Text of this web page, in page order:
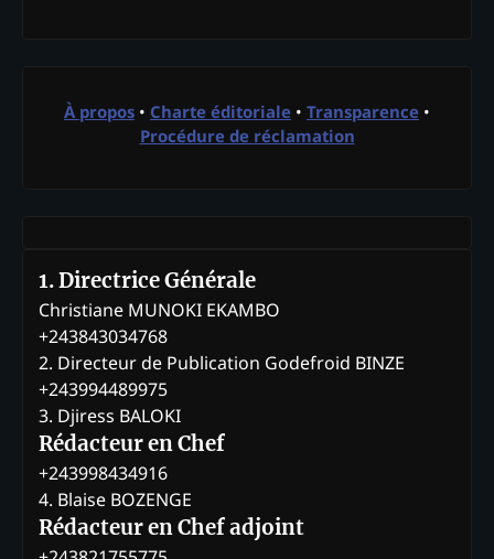
À propos • Charte éditoriale • Transparence •
Procédure de réclamation
1. Directrice Générale
Christiane MUNOKI EKAMBO
+243843034768
2. Directeur de Publication Godefroid BINZE
+243994489975
3. Djiress BALOKI
Rédacteur en Chef
+243998434916
4. Blaise BOZENGE
Rédacteur en Chef adjoint